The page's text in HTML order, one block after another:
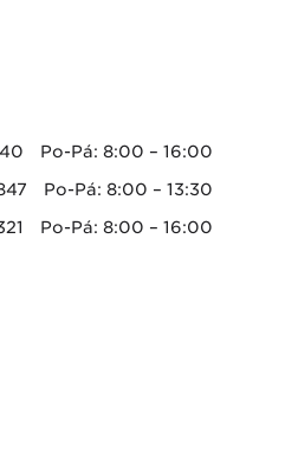
Po-Pá: 8:00 – 16:00
Po-Pá: 8:00 – 13:30
Po-Pá: 8:00 – 16:00